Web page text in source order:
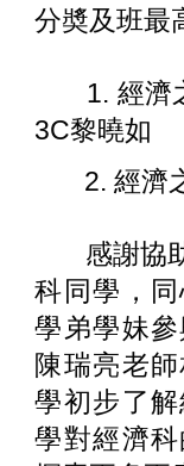
分奬及班最
1. 經濟
3C黎曉如
2.經濟
感謝協
科同學，
學弟學妹
陳瑞亮老
學初步了
學對經濟